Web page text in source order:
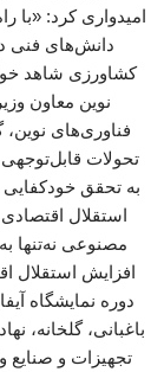
امیدواری کرد: «با
دانش‌های فنی
کشاورزی شاهد
نوین معاون
فناوری‌های
تحولات
به تحقق
استقلال
مصنوعی نه‌تنها
افزایش استقلال
دوره نمایشگاه
باغبانی، گلخانه،
تجهیزات و صنایع